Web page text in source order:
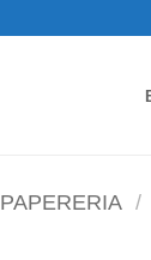
PAPERERIA /